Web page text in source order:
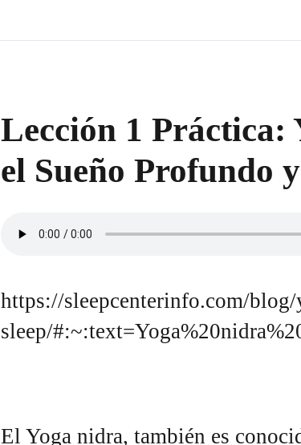
Lección 1 Práctica:
el Sueño Profundo
https://sleepcenterinfo.com/
sleep/
El Yoga nidra, también es